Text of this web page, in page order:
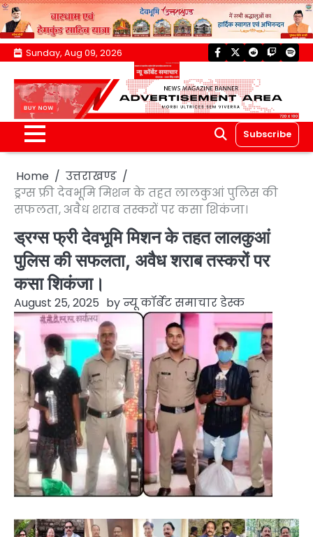
Skip
content
Sunday, Aug 09, 2026 facebook
twitterreddittwitch
Subscribe
Home
उत्तराखण्ड
ड्रग्स फ्री देवभूमि मिशन के तहत लालकुआं पुलिस की
सफलता, अवैध शराब तस्करों पर कसा शिकंजा।
ड्रग्स फ्री देवभूमि मिशन के तहत लालकुआं
पुलिस की सफलता, अवैध शराब तस्करों पर
कसा शिकंजा।
August 25, 2025 byन्यू कॉर्बेट समाचार डेस्क